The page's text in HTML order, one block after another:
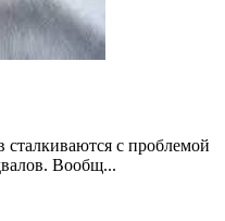
сталкиваются с проблемой
Вообщ...